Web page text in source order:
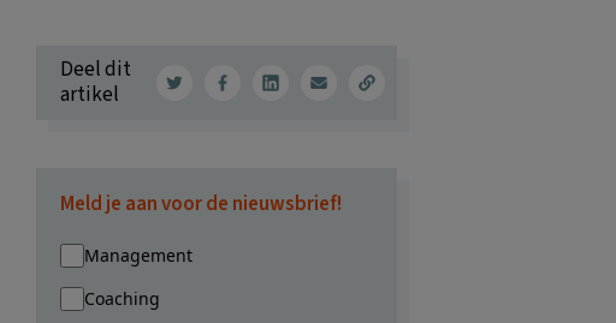
Deel dit
artikel
Meld je aan voor de nieuwsbrief!
Management
Coaching